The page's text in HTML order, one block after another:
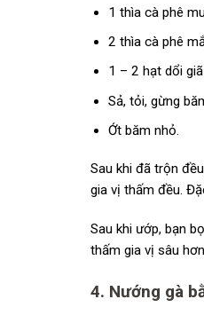
1 thìa cà phê
2 thìa cà phê
1 – 2 hạt dổi
Sả, tỏi, gừng
Ớt băm nhỏ.
Sau khi đã trộn
gia vị thấm đều.
Sau khi ướp, bạn
thấm gia vị sâu
4. Nướng gà